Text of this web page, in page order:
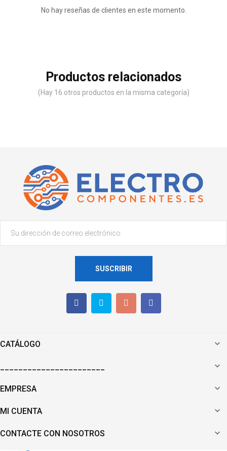
No hay reseñas de clientes en este momento.
Productos relacionados
(Hay 16 otros productos en la misma categoría)
SUSCRIBIR
CATÁLOGO 

EMPRESA 
MI CUENTA 
CONTACTE CON NOSOTROS 